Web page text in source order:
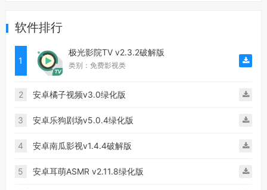
软件排行
1
极光影院TV v2.3.2破解版
类别：免费影视类
2 安卓橘子视频v3.0绿化版
3 安卓乐狗剧场v5.0.4绿化版
4 安卓南瓜影视v1.4.4破解版
5 安卓耳萌ASMR v2.11.8绿化版